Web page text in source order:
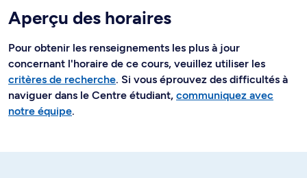
Aperçu des horaires
Pour obtenir les renseignements les plus à jour
concernant l'horaire de ce cours, veuillez utiliser les
critères de recherche. Si vous éprouvez des difficultés à
naviguer dans le Centre étudiant, communiquez avec
notre équipe.